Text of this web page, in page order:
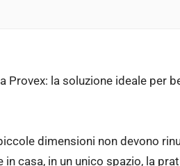
Provex: la soluzione ideale per
dimensioni non devono
in casa, in un unico spazio, la